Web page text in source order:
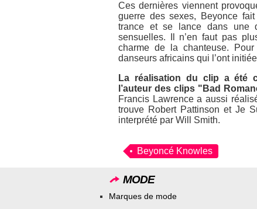
Ces dernières viennent
guerre des sexes, Beyonce
trance et se lance dans une
sensuelles. Il n’en faut pas
charme de la chanteuse.
danseurs africains qui l’ont
La réalisation du clip a été
l’auteur des clips "Bad
Francis Lawrence a aussi
trouve Robert Pattinson et Je
interprété par Will Smith.
Beyoncé Knowles
MODE
Marques de mode